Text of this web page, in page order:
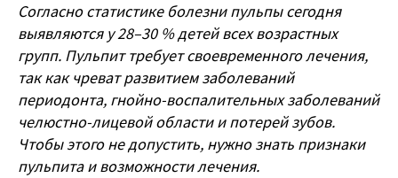
Согласно статистике болезни пульпы сегодня
выявляются у 28–30 % детей всех возрастных
групп. Пульпит требует своевременного лечения,
так как чреват развитиемзаболеваний
периодонта, гнойно-воспалительных заболеваний
челюстно-лицевой области и потерей зубов.
Чтобы этого не допустить, нужно знать признаки
пульпита и возможности лечения.